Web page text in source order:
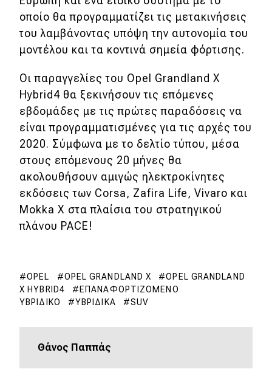
eDRIVE
DRIVE USED
οποίο θα προγραμματίζει τις μετακινήσεις
του λαμβάνοντας υπόψη την αυτονομία του
μοντέλου και τα κοντινά σημεία φόρτισης.
Οι παραγγελίες του Opel Grandland X
Hybrid4 θα ξεκινήσουν τις επόμενες
εβδομάδες με τις πρώτες παραδόσεις να
είναι προγραμματισμένες για τις αρχές του
2020. Σύμφωνα με το δελτίο τύπου, μέσα
στους επόμενους 20 μήνες θα
ακολουθήσουν αμιγώς ηλεκτροκίνητες
εκδόσεις των Corsa, Zafira Life, Vivaro και
Mokka X στα πλαίσια του στρατηγικού
πλάνου PACE!
OPEL OPEL GRANDLAND X
OPEL GRANDLAND
X HYBRID4
ΕΠΑΝΑΦΟΡΤΙΖΌΜΕΝΟ
ΥΒΡΙΔΙΚΌ
ΥΒΡΙΔΙΚΆ SUV
Θάνος Παππάς